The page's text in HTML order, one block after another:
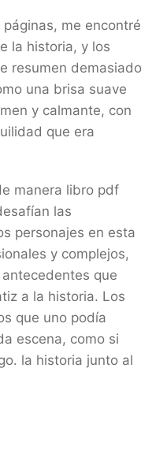
me encontré
la historia, y los
resumen demasiado
una brisa suave
y calmante, con
que era
manera libro pdf
las
personajes en esta
y complejos,
que
a la historia. Los
que uno podía
escena, como si
la historia junto al